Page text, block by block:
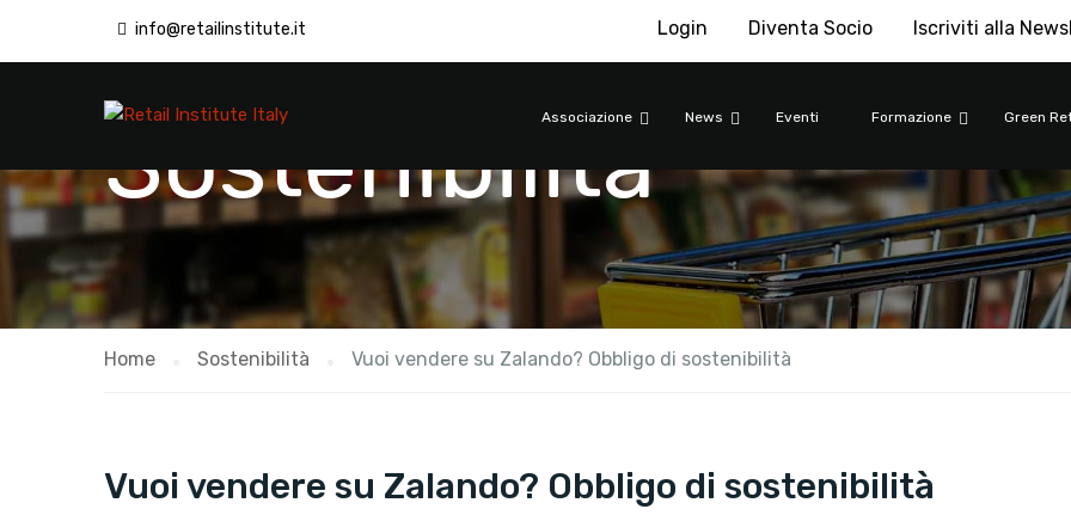
info@retailinstitute.it Login Diventa Socio Iscriviti alla
Associazione News Eventi Formazione Green
Sostenibilità
Home Sostenibilità Vuoi vendere su Zalando? Obbligo di sostenibilità
Vuoi vendere su Zalando? Obbligo di sostenibilità